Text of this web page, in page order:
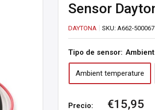
Sensor
DAYTONA SKU: A662-500067
Tipo de sensor:
Ambient temperature
Precio:
Precio
€15,95